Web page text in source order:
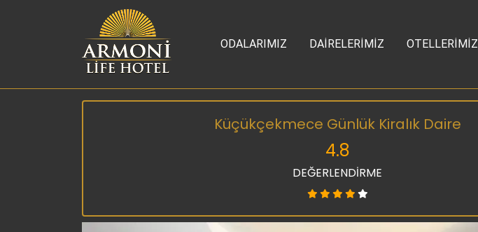
ODALARIMIZ DAİRELERİMİZ OTELLERİMİZ
Küçükçekmece Günlük Kiralık Daire
4.8
DEĞERLENDİRME